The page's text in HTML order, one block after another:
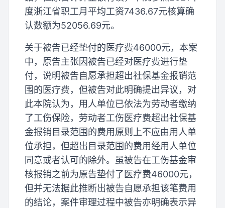
度浙江省职工月平均工资7436.67元核算确
认数额为52056.69元。
关于被告已经垫付的医疗费46000元，本案
中，原告主张因被告已经对医疗费进行垫
付，说明被告自愿承担超出社保基金报销范
围的医疗费，但被告对此明确提出异议，对
此本院认为，用人单位已依法为劳动者缴纳
了工伤保险，劳动者工伤医疗费超出社保基
金报销目录范围的费用原则上不应由用人单
位承担，但超出目录范围的费用经用人单位
同意或者认可的除外。虽被告在工伤基金审
核报销之前为原告垫付了医疗费46000元，
但并无法据此推断出被告自愿承担该笔费用
的结论，案件审理过程中被告亦明确表示异